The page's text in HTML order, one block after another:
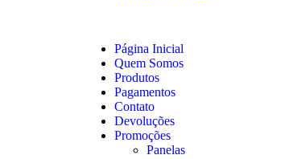
Página Inicial
Quem Somos
Produtos
Pagamentos
Contato
Devoluções
Promoções
Panelas